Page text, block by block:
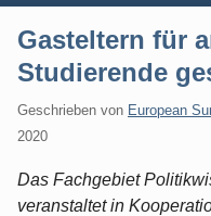
Gasteltern für
Studierende
Geschrieben von European
2020
Das Fachgebiet
veranstaltet in